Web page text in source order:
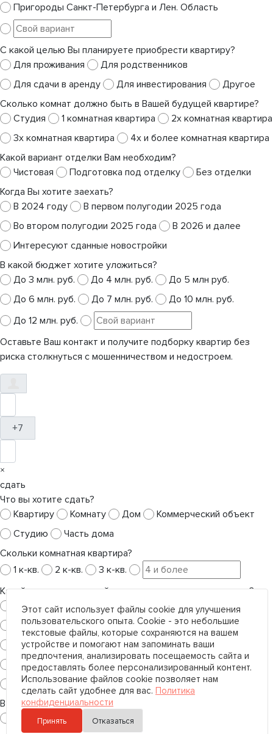
Пригороды Санкт-Петербурга и Лен. Область
С какой целью Вы планируете приобрести квартиру?
Для проживания
Для родственников
Для сдачи в аренду
Для инвестирования
Другое
Сколько комнат должно быть в Вашей будущей квартире?
Студия
1 комнатная квартира
2х комнатная квартира
3х комнатная квартира
4х и более комнатная квартира
Какой вариант отделки Вам необходим?
Чистовая
Подготовка под отделку
Без отделки
Когда Вы хотите заехать?
В 2024 году
В первом полугодии 2025 года
Во втором полугодии 2025 года
В 2026 и далее
Интересуют сданные новостройки
В какой бюджет хотите уложиться?
До 3 млн. руб.
До 4 млн. руб.
До 5 млн руб.
До 6 млн. руб.
До 7 млн. руб.
До 10 млн. руб.
До 12 млн. руб.
Оставьте Ваш контакт и получите подборку квартир без
риска столкнуться с мошенничеством и недостроем.
+7
×
сдать
Что вы хотите сдать?
Квартиру
Комнату Дом
Коммерческий объект
Студию
Часть дома
Скольки комнатная квартира?
1 к-кв.
2 к-кв.
3 к-кв.
Какой тип коммерческой недвижимости вы хотите сдать?
Гаражи
Земельный участок
Квартира под коммерческие цели
Общественное питание
Офис
Производство
Склад
Сфера услуг
Торговое помещение
Универсальное помещение
В каком регионе?
Санкт-Петербург
Ленинградская область
Этот сайт использует файлы cookie для улучшения
пользовательского опыта. Cookie - это небольшие
текстовые файлы, которые сохраняются на вашем
устройстве и помогают нам запоминать ваши
предпочтения, анализировать посещаемость сайта и
предоставлять более персонализированный контент.
Использование файлов cookie позволяет нам
сделать сайт удобнее для вас. Политика
конфиденциальности
Принять Отказаться